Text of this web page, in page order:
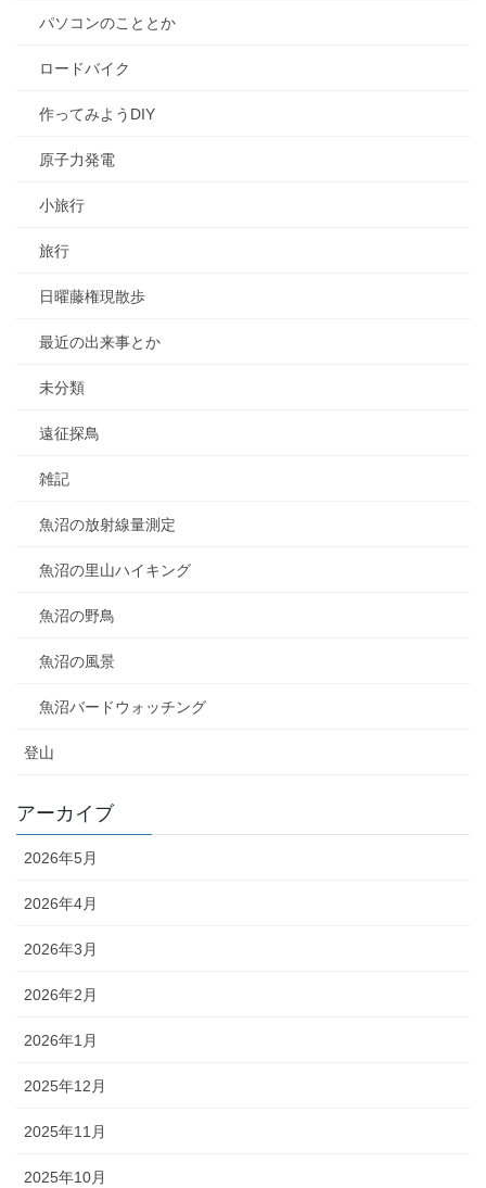
パソコンのこととか
ロードバイク
作ってみようDIY
原子力発電
小旅行
旅行
日曜藤権現散歩
最近の出来事とか
未分類
遠征探鳥
雑記
魚沼の放射線量測定
魚沼の里山ハイキング
魚沼の野鳥
魚沼の風景
魚沼バードウォッチング
登山
アーカイブ
2026年5月
2026年4月
2026年3月
2026年2月
2026年1月
2025年12月
2025年11月
2025年10月